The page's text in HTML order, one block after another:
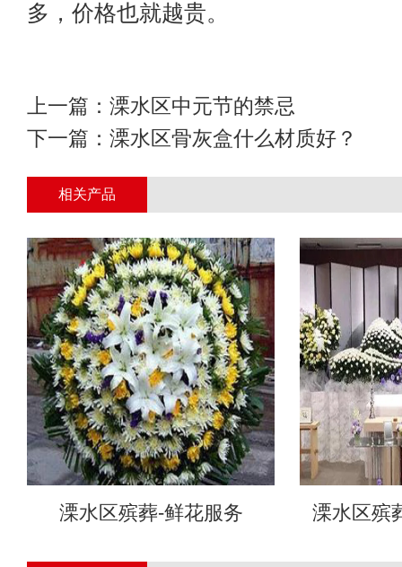
多，价格也就越贵。
上一篇： 溧水区中元节的禁忌
下一篇： 溧水区骨灰盒什么材质好？
相关产品
溧水区殡葬-鲜花服务 溧水区殡